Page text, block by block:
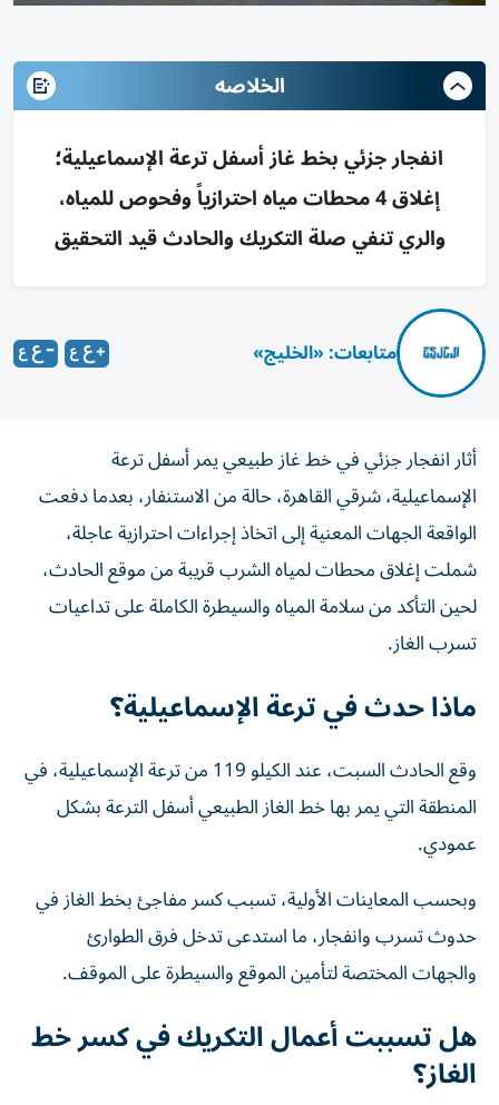
الخلاصه
انفجار جزئي بخط غاز أسفل ترعة الإسماعيلية؛
إغلاق 4 محطات مياه احترازياً وفحوص للمياه،
والري تنفي صلة التكريك والحادث قيد التحقيق
متابعات: «الخليج»
أثار انفجار جزئي في خط غاز طبيعي يمر أسفل ترعة
الإسماعيلية، شرقي القاهرة، حالة من الاستنفار، بعدما دفعت
الواقعة الجهات المعنية إلى اتخاذ إجراءات احترازية عاجلة،
شملت إغلاق محطات لمياه الشرب قريبة من موقع الحادث،
لحين التأكد من سلامة المياه والسيطرة الكاملة على تداعيات
تسرب الغاز.
ماذا حدث في ترعة الإسماعيلية؟
وقع الحادث السبت، عند الكيلو 119 من ترعة الإسماعيلية، في
المنطقة التي يمر بها خط الغاز الطبيعي أسفل الترعة بشكل
عمودي.
وبحسب المعاينات الأولية، تسبب كسر مفاجئ بخط الغاز في
حدوث تسرب وانفجار، ما استدعى تدخل فرق الطوارئ
والجهات المختصة لتأمين الموقع والسيطرة على الموقف.
هل تسببت أعمال التكريك في كسر خط
الغاز؟